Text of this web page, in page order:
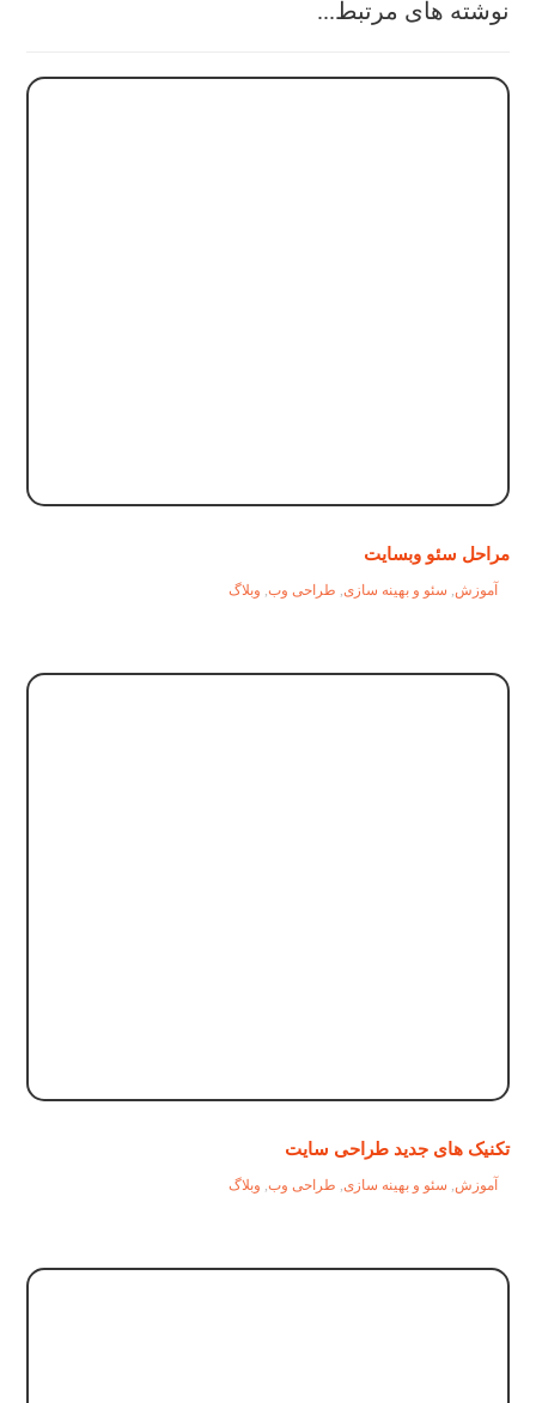
نوشته های مرتبط...
مراحل سئو وبسایت
آموزش سئو و بهینه سازی طراحی وب وبلاگ
تکنیک های جدید طراحی سایت
آموزش, سئو و بهینه سازی, طراحی وب, وبلاگ